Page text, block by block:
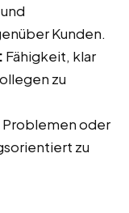
Kunden.
Fähigkeit, klar
zu
oder
zu